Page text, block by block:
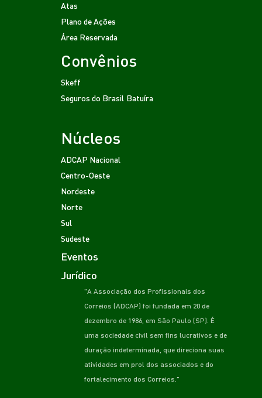
Atas
Plano de Ações
Área Reservada
Convênios
Skeff
Seguros do Brasil Batuíra
Núcleos
ADCAP Nacional
Centro-Oeste
Nordeste
Norte
Sul
Sudeste
Eventos
Jurídico
"A Associação dos Profissionais dos
Correios (ADCAP) foi fundada em 20 de
dezembro de 1986, em São Paulo (SP). É
uma sociedade civil sem fins lucrativos e de
duração indeterminada, que direciona suas
atividades em prol dos associados e do
fortalecimento dos Correios."